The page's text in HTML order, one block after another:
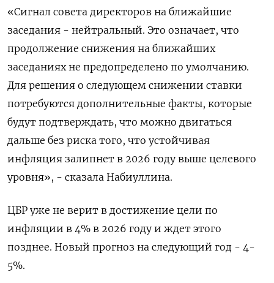
«Сигнал совета директоров на ближайшие
заседания - нейтральный. Это означает, что
продолжение снижения на ближайших
заседаниях не предопределено по умолчанию.
Для решения о следующем снижении ставки
потребуются дополнительные факты, которые
будут подтверждать, что можно двигаться
дальше без риска того, что устойчивая
инфляция залипнет в 2026 году выше целевого
уровня», - сказала Набиуллина.
ЦБР уже не верит в достижение цели по
инфляции в 4% в 2026 году и ждет этого
позднее. Новый прогноз на следующий год - 4-
5%.